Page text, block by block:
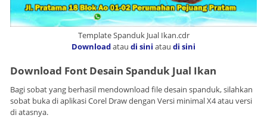
Template Spanduk Jual Ikan.cdr
Downloadatau di sini atau di sini
Download Font Desain Spanduk Jual Ikan
Bagi sobat yang berhasil mendownload file desain spanduk, silahkan
sobat buka di aplikasi Corel Draw dengan Versi minimal X4 atau versi
di atasnya.